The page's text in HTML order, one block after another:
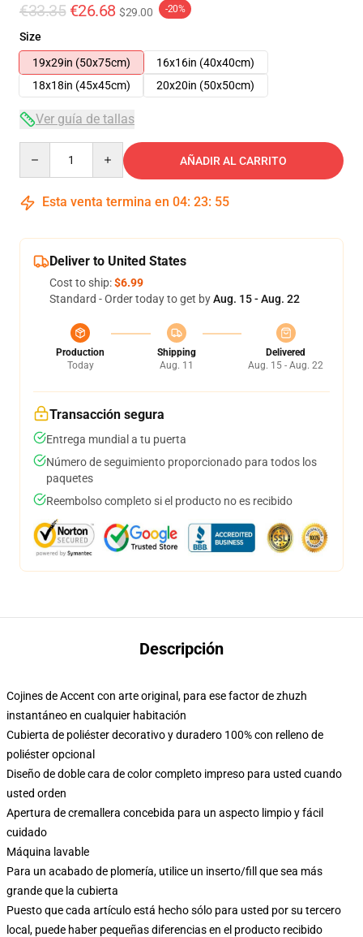
€33.35 €26.68 $29.00 -20%
Size
19x29in (50x75cm)
16x16in (40x40cm)
18x18in (45x45cm)
20x20in (50x50cm)
Ver guía de tallas
AÑADIR AL CARRITO
Esta venta termina en 04: 23: 54
Deliver to United States
Cost to ship:$6.99
Standard - Order today to get byAug. 15 - Aug. 22
Production
Today
Shipping
Aug. 11
Delivered
Aug. 15 - Aug. 22
Transacción segura
Entrega mundial a tu puerta
Número de seguimiento proporcionado para todos los
paquetes
Reembolso completo si el producto no es recibido
Descripción
Cojines de Accent con arte original, para ese factor de zhuzh
instantáneo en cualquier habitación
Cubierta de poliéster decorativo y duradero 100% con relleno de
poliéster opcional
Diseño de doble cara de color completo impreso para usted cuando
usted orden
Apertura de cremallera concebida para un aspecto limpio y fácil
cuidado
Máquina lavable
Para un acabado de plomería, utilice un inserto/fill que sea más
grande que la cubierta
Puesto que cada artículo está hecho sólo para usted por su tercero
local, puede haber pequeñas diferencias en el producto recibido